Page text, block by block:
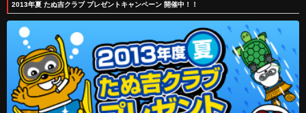
2013年夏 たぬ吉クラブ プレゼントキャンペーン 開催中！！